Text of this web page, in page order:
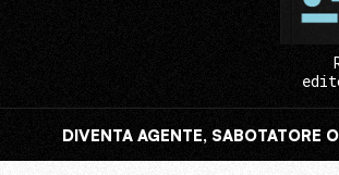
DIVENTA AGENTE, SABOTATORE